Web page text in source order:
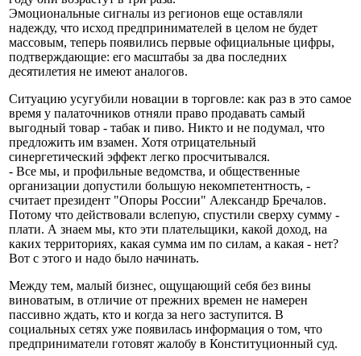
Эмоциональные сигналы из регионов еще оставляли
надежду, что исход предпринимателей в целом не будет
массовым, теперь появились первые официальные цифры,
подтверждающие: его масштабы за два последних
десятилетия не имеют аналогов.
Ситуацию усугубили новации в торговле: как раз в это самое
время у палаточников отняли право продавать самый
выгодный товар - табак и пиво. Никто и не подумал, что
предложить им взамен. Хотя отрицательный
синергетический эффект легко просчитывался.
- Все мы, и профильные ведомства, и общественные
организации допустили большую некомпетентность, -
считает президент "Опоры России" Александр Бречалов.
Потому что действовали вслепую, спустили сверху сумму -
плати. А знаем мы, кто эти плательщики, какой доход, на
каких территориях, какая сумма им по силам, а какая - нет?
Вот с этого и надо было начинать.
Между тем, малый бизнес, ощущающий себя без вины
виноватым, в отличие от прежних времен не намерен
пассивно ждать, кто и когда за него заступится. В
социальных сетях уже появилась информация о том, что
предприниматели готовят жалобу в Конституционный суд.